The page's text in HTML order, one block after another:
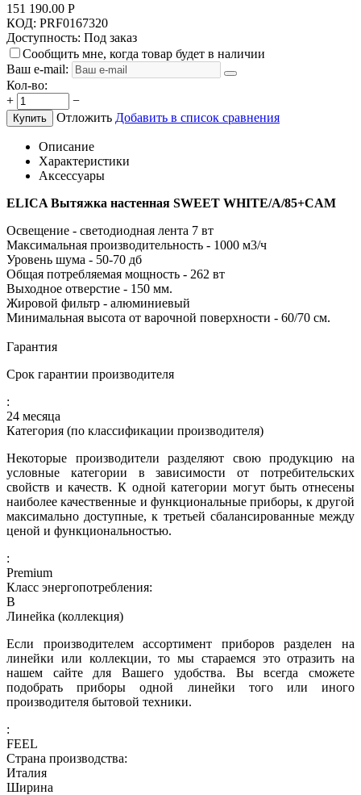
151 190.00 Р
КОД: PRF0167320
Доступность: Под заказ
Сообщить мне, когда товар будет в наличии
Ваш e-mail:
Кол-во:
+
−
Купить Отложить Добавить в список сравнения
Описание
Характеристики
Аксессуары
ELICA Вытяжка настенная SWEET WHITE/A/85+CAM
Освещение - светодиодная лента 7 вт
Максимальная производительность - 1000 м3/ч
Уровень шума - 50-70 дб
Общая потребляемая мощность - 262 вт
Выходное отверстие - 150 мм.
Жировой фильтр - алюминиевый
Минимальная высота от варочной поверхности - 60/70 см.
Гарантия
Срок гарантии производителя
:
24 месяца
Категория (по классификации производителя)
Некоторые производители разделяют свою продукцию на
условные категории в зависимости от потребительских
свойств и качеств. К одной категории могут быть отнесены
наиболее качественные и функциональные приборы, к другой
максимально доступные, к третьей сбалансированные между
ценой и функциональностью.
:
Premium
Класс энергопотребления:
B
Линейка (коллекция)
Если производителем ассортимент приборов разделен на
линейки или коллекции, то мы стараемся это отразить на
нашем сайте для Вашего удобства. Вы всегда сможете
подобрать приборы одной линейки того или иного
производителя бытовой техники.
:
FEEL
Страна производства:
Италия
Ширина